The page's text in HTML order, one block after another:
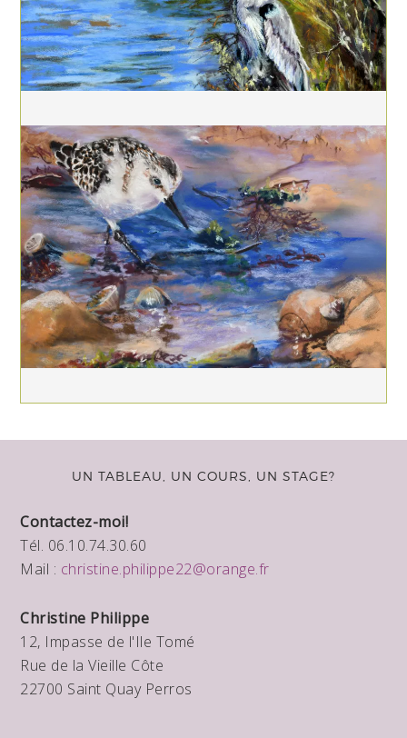
UN TABLEAU, UN COURS, UN STAGE?
Contactez-moi!
Tél. 06.10.74.30.60
Mail : christine.philippe22@orange.fr
Christine Philippe
12, Impasse de l'Ile Tomé
Rue de la Vieille Côte
22700 Saint Quay Perros